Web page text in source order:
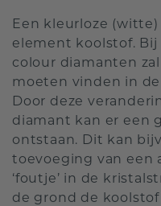
Een kleurloze
element koolstof.
colour diamanten
moeten vinden in
Door deze
diamant kan er een
ontstaan. Dit kan
toevoeging van een
‘foutje’ in de
de grond de